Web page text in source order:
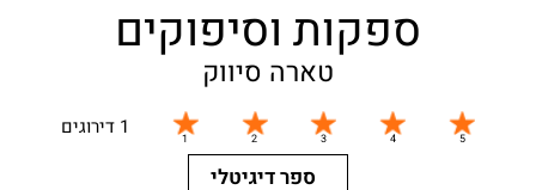
ספקות וסיפוקים
טארה סיווק
1 דירוגים
ספר דיגיטלי